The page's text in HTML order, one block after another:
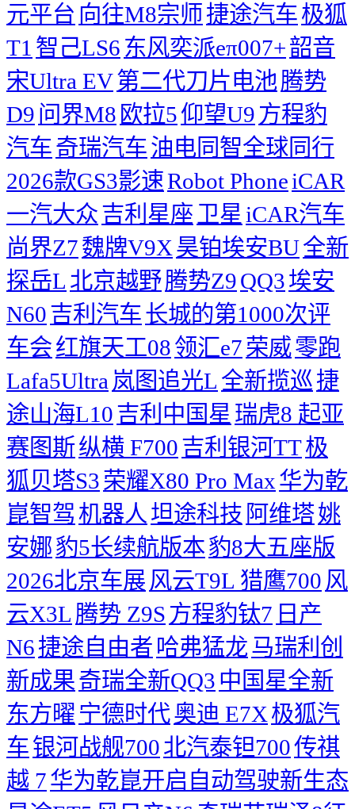
元平台 向往M8宗师 捷途汽车极狐
T1 智己LS6 东风奕派eπ007+韶音
宋Ultra EV第二代刀片电池腾势
D9 问界M8 欧拉5仰望U9 方程豹
汽车奇瑞汽车油电同智全球同行
2026款GS3影速Robot PhoneiCAR
一汽大众吉利星座 卫星 iCAR汽车
尚界Z7魏牌V9X昊铂埃安BU全新
探岳L 北京越野腾势Z9QQ3埃安
N60吉利汽车长城的第1000次评
车会红旗天工08领汇e7荣威零跑
Lafa5Ultra 岚图追光L 全新揽巡捷
途山海L10吉利中国星 瑞虎8 起亚
赛图斯纵横 F700吉利银河TT极
狐贝塔S3荣耀X80 Pro Max华为乾
崑智驾 机器人 坦途科技 阿维塔姚
安娜豹5长续航版本豹8大五座版
2026北京车展 风云T9L 猎鹰700 风
云X3L 腾势 Z9S 方程豹钛7 日产
N6捷途自由者 哈弗猛龙马瑞利创
新成果奇瑞全新QQ3 中国星全新
东方曜 宁德时代奥迪 E7X极狐汽
车银河战舰700北汽泰钽700传祺
越 7华为乾崑开启自动驾驶新生态